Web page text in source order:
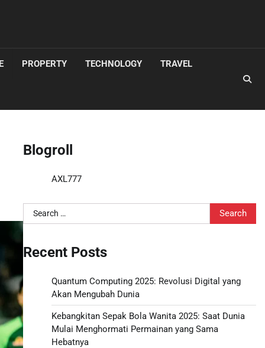
PROPERTY TECHNOLOGY TRAVEL
Blogroll
AXL777
Search
for:
Recent Posts
Quantum Computing 2025: Revolusi Digital yang
Akan Mengubah Dunia
Kebangkitan Sepak Bola Wanita 2025: Saat Dunia
Mulai Menghormati Permainan yang Sama
Hebatnya